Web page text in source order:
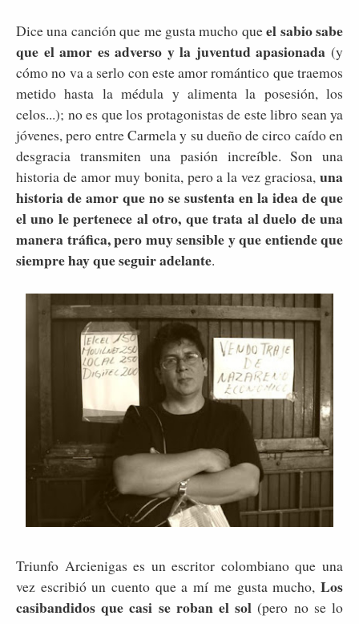
Dice una canción que me gusta mucho queel sabio sabe
que el amor es adverso y la juventud apasionada (y
cómo no va a serlo con este amor romántico que traemos
metido hasta la médula y alimenta la posesión, los
celos...); no es que los protagonistas de este libro sean ya
jóvenes, pero entre Carmela y su dueño de circo caído en
desgracia transmiten una pasión increíble. Son una
historia de amor muy bonita, pero a la vez graciosa, una
historia de amor que no se sustenta en la idea de que
el uno le pertenece al otro, que trata al duelo de una
manera tráfica, pero muy sensible y que entiende que
siempre hay que seguir adelante.
Triunfo Arcienigas es un escritor colombiano que una
vez escribió un cuento que a mí me gusta mucho, Los
casibandidos que casi se roban el sol(pero no se lo